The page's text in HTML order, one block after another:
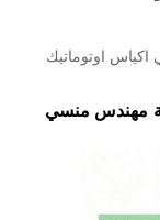
اكياس اوتوماتيك
مهندس منسي